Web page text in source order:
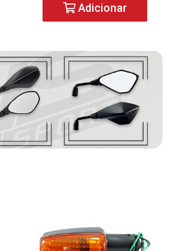
Adicionar